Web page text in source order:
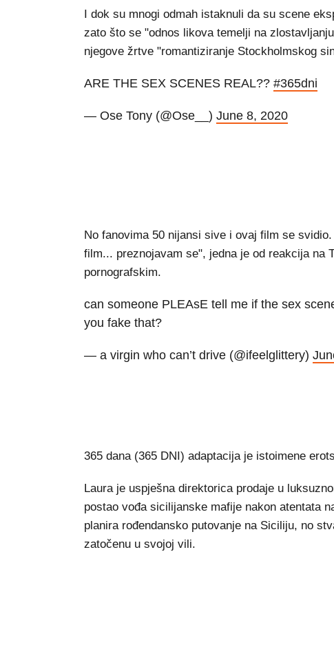
I dok su mnogi odmah istaknuli da su scene
zato što se "odnos likova temelji na
njegove žrtve "romantiziranje Stockholmskog
ARE THE SEX SCENES REAL?? #365dni
— Ose Tony (@Ose__) June 8, 2020
No fanovima 50 nijansi sive i ovaj film se
film... preznojavam se", jedna je od reakcija na
pornografskim.
can someone PLEAsE tell me if the sex
you fake that?
— a virgin who can’t drive (@ifeelglittery)
365 dana (365 DNI) adaptacija je istoimene
Laura je uspješna direktorica prodaje u
postao vođa sicilijanske mafije nakon atentata
planira rođendansko putovanje na Siciliju, no
zatočenu u svojoj vili.